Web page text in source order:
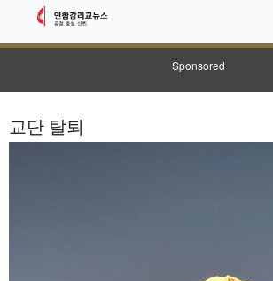
Sponsored
교단 탈퇴